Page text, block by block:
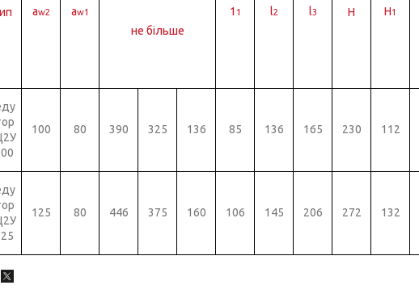
аw2 aw1 1 1 l2 l3 Н H1
не більше
100 80 390 325 136 85 136 165 230 112
125 80 446 375 160 106 145 206 272 132